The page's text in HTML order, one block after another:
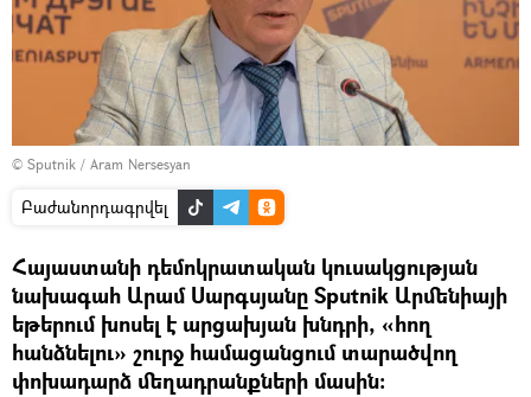
© Sputnik / Aram Nersesyan
Բաժանորդագրվել
Հայաստանի դեմոկրատական կուսակցության
նախագահ Արամ Սարգսյանը Sputnik Արմենիայի
եթերում խոսել է արցախյան խնդրի, «հող
հանձնելու» շուրջ համացանցում տարածվող
փոխադարձ մեղադրանքների մասին։